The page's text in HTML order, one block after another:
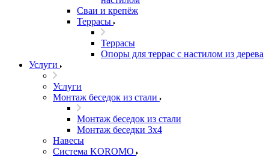
Сваи и крепёж
Террасы
Террасы
Опоры для террас с настилом из дерева
Услуги
Услуги
Монтаж беседок из стали
Монтаж беседок из стали
Монтаж беседки 3х4
Навесы
Система KOROMO